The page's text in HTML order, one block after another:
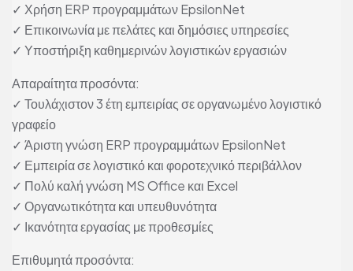
✓ Χρήση ERP προγραμμάτων EpsilonNet
✓ Επικοινωνία με πελάτες και δημόσιες υπηρεσίες
✓ Υποστήριξη καθημερινών λογιστικών εργασιών
Απαραίτητα προσόντα:
✓ Τουλάχιστον 3 έτη εμπειρίας σε οργανωμένο λογιστικό
γραφείο
✓ Άριστη γνώση ERP προγραμμάτων EpsilonNet
✓ Εμπειρία σε λογιστικό και φοροτεχνικό περιβάλλον
✓ Πολύ καλή γνώση MS Office και Excel
✓ Οργανωτικότητα και υπευθυνότητα
✓ Ικανότητα εργασίας με προθεσμίες
Επιθυμητά προσόντα: